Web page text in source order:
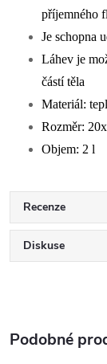
příjemného
Je schopna
Láhev je
částí těla
Materiál:
Rozměr:
Objem: 2 l
Recenze
Diskuse